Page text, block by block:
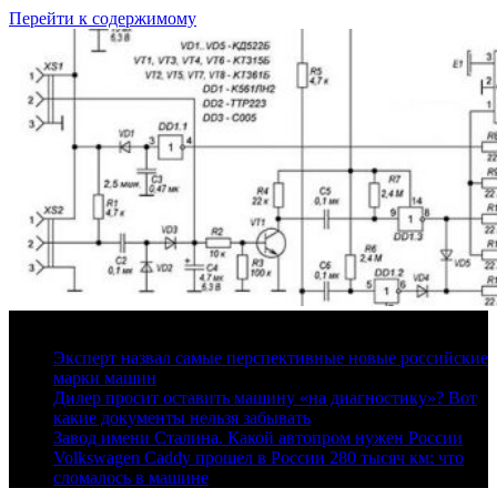
Перейти к содержимому
Эксперт назвал самые перспективные новые российские
марки машин
Дилер просит оставить машину «на диагностику»? Вот
какие документы нельзя забывать
Завод имени Сталина. Какой автопром нужен России
Volkswagen Caddy прошел в России 280 тысяч км: что
сломалось в машине